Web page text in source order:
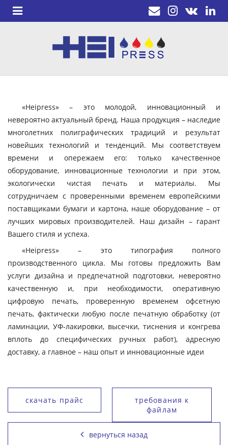
«Heipress» – это молодой, инновационный и
невероятно актуальный бренд. Наша продукция – наследие
многолетних полиграфических традиций и результат
новейших технологий и тенденций. Мы соответствуем
времени и опережаем его: только качественное
оборудование, инновационные технологии и при этом,
экологически чистая печать и материалы. Мы
сотрудничаем с проверенными временем европейскими
поставщиками бумаги и картона, наше оборудование – от
лучших мировых производителей. Наш дизайн – гарант
Вашего стиля и успеха.
«Heipress» – это типография полного
производственного цикла. Мы готовы предложить Вам
услуги дизайна и предпечатной подготовки, невероятно
качественную и, при необходимости, оперативную
цифровую печать, проверенную временем офсетную
печать, фактически любую после печатную обработку (от
ламинации, УФ-лакировки, высечки, тиснения и конгрева
вплоть до специфических ручных работ), адресную
доставку, а главное – наш опыт и инновационные идеи
скачать прайс
требования к
файлам
вернуться назад